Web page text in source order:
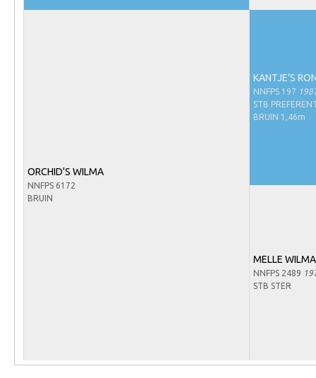
Informatie aan je paard of pony toevoegen
ORCHID'S WILMA
NNFPS 6172
BRUIN
KANTJE'S
NNFPS 197
STB
BRUIN 1,46m
MELLE WILMA
NNFPS 2489
STB STER